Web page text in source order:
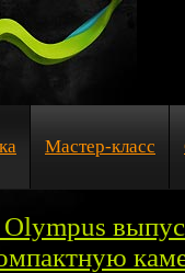
Мастер-класс
Olympus